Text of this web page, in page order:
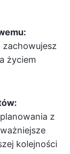
zachowujesz
życiem
z
kolejności